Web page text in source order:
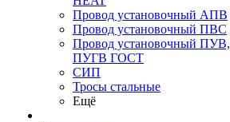
Провод установочный АПВ
Провод установочный ПВС
Провод установочный ПУВ,
ПУГВ ГОСТ
СИП
Тросы стальные
Ещё